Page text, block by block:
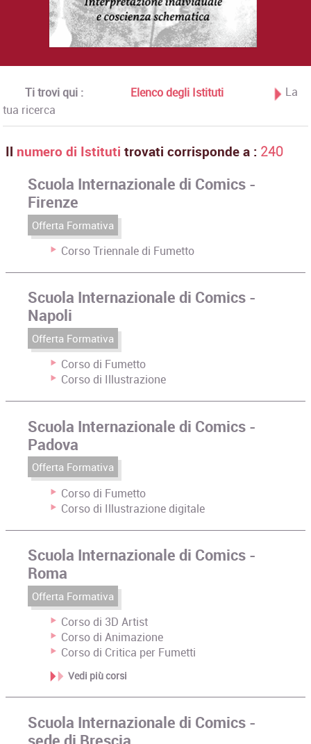
Ti trovi qui : Elenco degli Istituti
La
tua ricerca
Il numero di Istituti trovati corrisponde a : 240
Scuola Internazionale di Comics -
Firenze
Offerta Formativa
Corso Triennale di Fumetto
Scuola Internazionale di Comics -
Napoli
Offerta Formativa
Corso di Fumetto
Corso di Illustrazione
Scuola Internazionale di Comics -
Padova
Offerta Formativa
Corso di Fumetto
Corso di Illustrazione digitale
Scuola Internazionale di Comics -
Roma
Offerta Formativa
Corso di 3D Artist
Corso di Animazione
Corso di Critica per Fumetti
Vedi più corsi
Scuola Internazionale di Comics -